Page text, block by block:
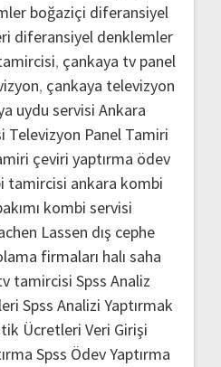
boğaziçi diferansiyel
diferansiyel denklemler
, çankaya tv panel
, çankaya televizyon
uydu servisi Ankara
Televizyon Panel Tamiri
çeviri yaptırma ödev
tamircisi ankara kombi
kombi servisi
Lassen dış cephe
firmaları halı saha
tamircisi Spss Analiz
Spss Analizi Yaptırmak
Ücretleri Veri Girişi
Spss Ödev Yaptırma